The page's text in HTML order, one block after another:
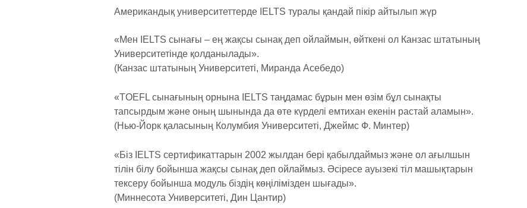
Американдық университеттерде IELTS туралы қандай пікір айтылып жүр
«Мен IELTS сынағы – ең жақсы сынақ деп ойлаймын, өйткені ол Канзас штатының
Университетінде қолданылады».
(Канзас штатының Университеті, Миранда Асебедо)
«TOEFL сынағының орнына IELTS таңдамас бұрын мен өзім бұл сынақты
тапсырдым және оның шынында да өте күрделі емтихан екенін растай аламын».
(Нью-Йорк қаласының Колумбия Университеті, Джеймс Ф. Минтер)
«Біз IELTS сертификаттарын 2002 жылдан бері қабылдаймыз және ол ағылшын
тілін білу бойынша жақсы сынақ деп ойлаймыз. Әсіресе ауызекі тіл машықтарын
тексеру бойынша модуль біздің көңілімізден шығады».
(Миннесота Университеті, Дин Цантир)